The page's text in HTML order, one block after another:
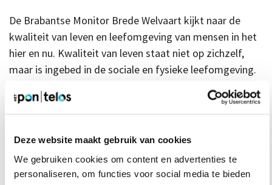
Deze website maakt gebruik van cookies
We gebruiken cookies om content en advertenties te
personaliseren, om functies voor social media te bieden
De Brabantse Monitor Brede Welvaart kijkt naar de
kwaliteit van leven en leefomgeving van mensen in het
hier en nu. Kwaliteit van leven staat niet op zichzelf,
maar is ingebed in de sociale en fysieke leefomgeving.
De kwaliteit wordt bepaald door een samenspel van
aanwezige (objectieve) en ervaren (subjectieve)
mogelijkheden op de thema’s van brede welvaart:
welbevinden, gezondheid, materiële welvaart, arbeid &
veiligheid, cultuur, mobiliteit, ecosystemen &